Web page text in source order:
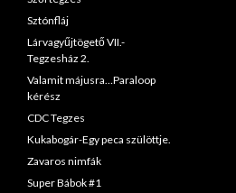
Sztónfláj
Lárvagyűjtögető VII.-
Tegzesház 2.
Valamit májusra…Paraloop
kérész
CDC Tegzes
Kukabogár-Egy peca szülöttje.
Zavaros nimfák
Super Bábok #1